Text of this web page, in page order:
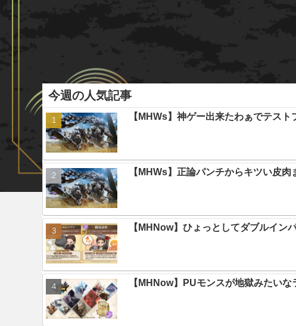
今週の人気記事
【MHWs】神ゲー出来たわぁでテス
【MHWs】正論パンチからキツい皮
【MHNow】ひょっとしてダブルイン
【MHNow】PUモンスが地獄みたい